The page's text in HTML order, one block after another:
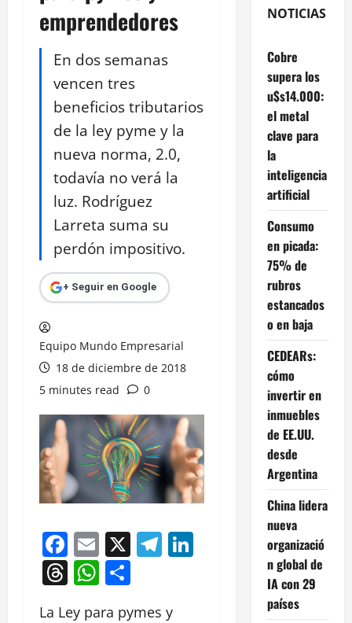
emprendedores
En dos semanas
vencen tres
beneficios tributarios
de la ley pyme y la
nueva norma, 2.0,
todavía no verá la
luz. Rodríguez
Larreta suma su
perdón impositivo.
+ Seguir en Google
Equipo Mundo Empresarial
18 de diciembre de 2018
5 minutes read
0
Facebook
Email
X Telegram
LinkedIn
Threads
WhatsApp
La Ley para pymes y
NOTICIAS
Cobre
supera los
u$s14.000:
el metal
clave para
la
inteligencia
artificial
Consumo
en picada:
75% de
rubros
estancados
o en baja
CEDEARs:
cómo
invertir en
inmuebles
de EE.UU.
desde
Argentina
China lidera
nueva
organizació
n global de
IA con 29
países